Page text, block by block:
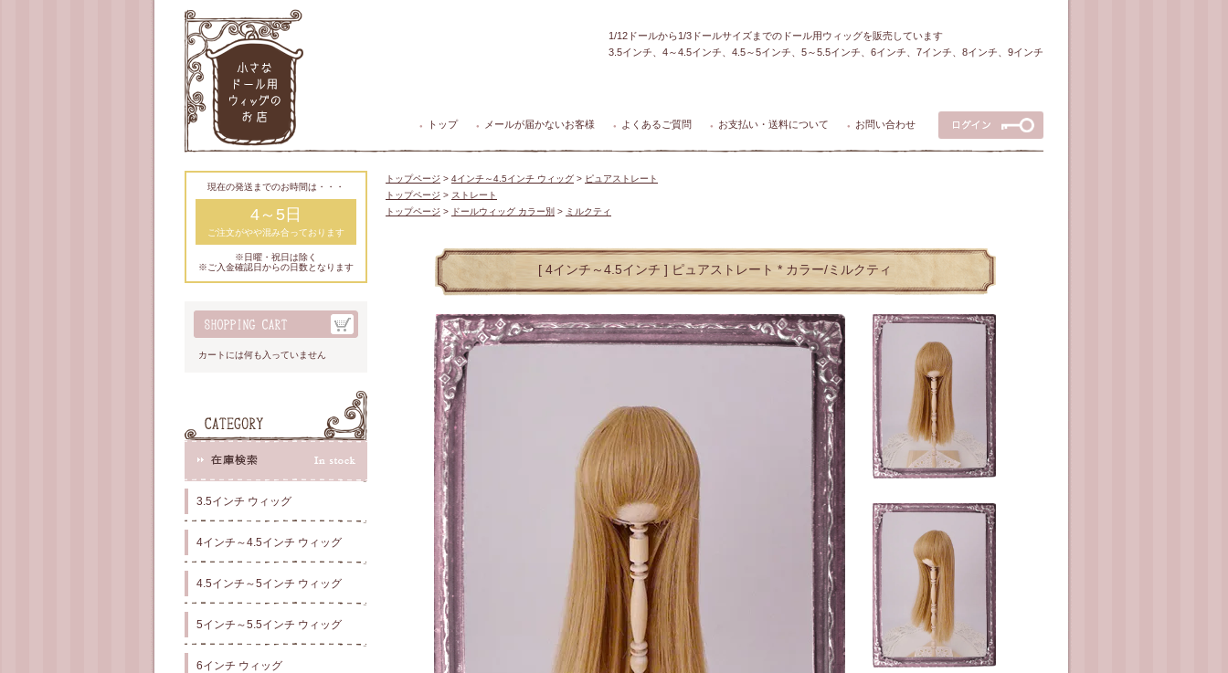
1/12ドールから1/3ドールサイズまでのドール用ウィッグを販売しています
3.5インチ、4～4.5インチ、4.5～5インチ、5～5.5インチ、6インチ、7インチ、8インチ、9インチ
● トップ ● メールが届かないお客様 ● よくあるご質問 ● お支払い・送料について ● お問い合わせ
現在の発送までのお時間は・・・
4～5日
ご注文がやや混み合っております
※日曜・祝日は除く
※ご入金確認日からの日数となります
カートには何も入っていません
3.5インチ ウィッグ
4インチ～4.5インチ ウィッグ
4.5インチ～5インチ ウィッグ
5インチ～5.5インチ ウィッグ
6インチ ウィッグ
トップページ > 4インチ～4.5インチ ウィッグ > ピュアストレート
トップページ > ストレート
トップページ > ドールウィッグ カラー別 > ミルクティ
[ 4インチ～4.5インチ ] ピュアストレート * カラー/ミルクティ